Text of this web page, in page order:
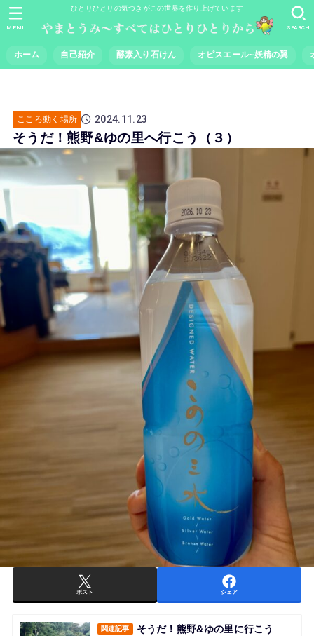
ひとりひとりの気づきがこの世界を作り上げています
ホーム 自己紹介 酵素入り石けん オピスエール~妖精の翼
SEARCH
MENU
こころ動く場所 2024.11.23
そうだ！熊野&ゆの里へ行こう（３）
ポスト シェア
関連記事
そうだ！熊野&ゆの里に行こう